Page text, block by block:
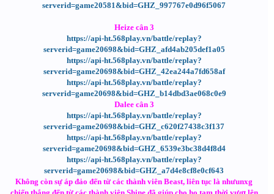
serverid=game20581&bid=GHZ_997767e0d96f5067
Heize cân 3
https://api-ht.568play.vn/battle/replay?
serverid=game20698&bid=GHZ_afd4ab205def1a05
https://api-ht.568play.vn/battle/replay?
serverid=game20698&bid=GHZ_42ea244a7fd658af
https://api-ht.568play.vn/battle/replay?
serverid=game20698&bid=GHZ_b14dbd3ae068c0e9
Dalee cân 3
https://api-ht.568play.vn/battle/replay?
serverid=game20698&bid=GHZ_c620f27438c3f137
https://api-ht.568play.vn/battle/replay?
serverid=game20698&bid=GHZ_6539e3bc38d4f8d4
https://api-ht.568play.vn/battle/replay?
serverid=game20698&bid=GHZ_a7d4e8cf8e0cf643
Không còn sự áp đảo đến từ các thành viên Beast, liên tục là nhưunxg